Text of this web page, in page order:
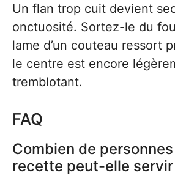
Un flan trop cuit devient
onctuosité. Sortez-le du
lame d’un couteau ressort
le centre est encore
tremblotant.
FAQ
Combien de
recette peut-elle servir